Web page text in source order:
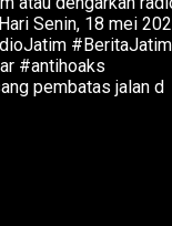
pembatas jalan d